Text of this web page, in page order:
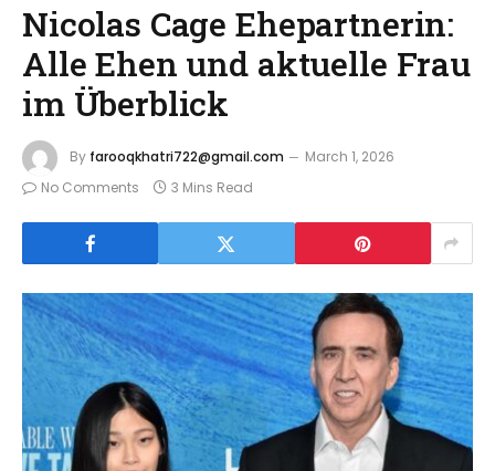
Nicolas Cage Ehepartnerin:
Alle Ehen und aktuelle Frau
im Überblick
By farooqkhatri722@gmail.com
March 1, 2026
No Comments
3 Mins Read